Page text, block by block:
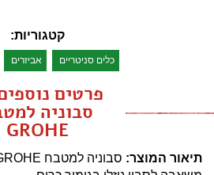
קטגוריות:
כלים סניטריים אביזרים
פרטים
סבוניה
GROHE
תיאור המוצר: סבוניה למטבח GROHE מבית טאגור.